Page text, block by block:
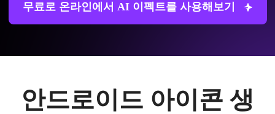
무료로 온라인에서 AI 이펙트를 사용해보기
안드로이드 아이콘 생